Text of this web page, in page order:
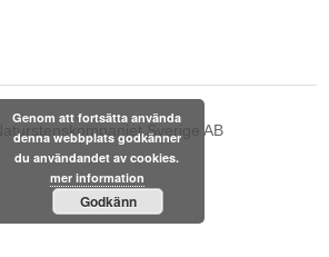
Naturstenskompaniet Sverige AB
Genom att fortsätta använda
denna webbplats godkänner
du användandet av cookies.
mer information
Godkänn